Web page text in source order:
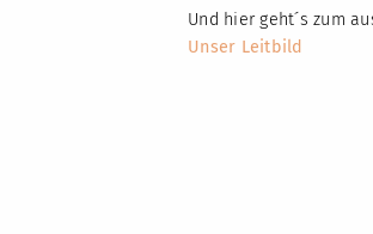
Und hier geht´s zum
Unser Leitbild